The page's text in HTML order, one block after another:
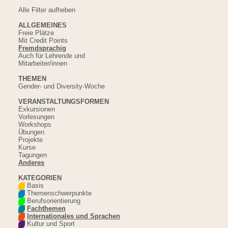
Alle Filter aufheben
ALLGEMEINES
Freie Plätze
Mit Credit Points
Fremdsprachig
Auch für Lehrende und
Mitarbeiter/innen
THEMEN
Gender- und Diversity-Woche
VERANSTALTUNGSFORMEN
Exkursionen
Vorlesungen
Workshops
Übungen
Projekte
Kurse
Tagungen
Anderes
KATEGORIEN
Basis
Themenschwerpunkte
Berufsorientierung
Fachthemen
Internationales und Sprachen
Kultur und Sport